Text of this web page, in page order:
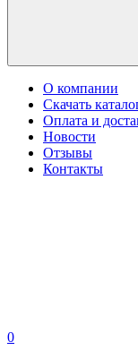
О компании
Скачать
Оплата и
Новости
Отзывы
Контакты
0